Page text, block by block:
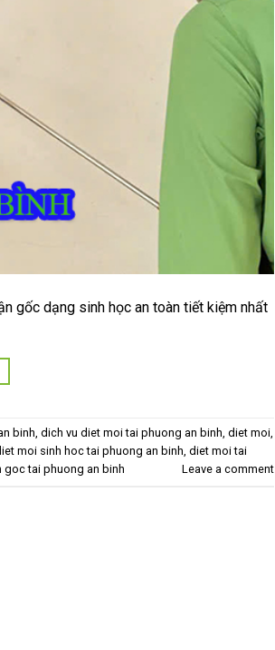
gốc dạng sinh học an toàn tiết kiệm nhất
binh, dich vu diet moi tai phuong an binh, diet moi,
moi sinh hoc tai phuong an binh, diet moi tai
goc tai phuong an binh Leave a comment